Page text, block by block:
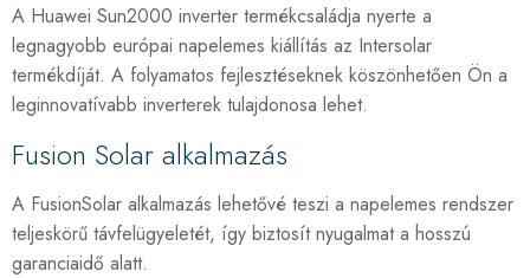
A Huawei Sun2000 inverter termékcsaládja nyerte a
legnagyobb európai napelemes kiállítás az Intersolar
termékdíját. A folyamatos fejlesztéseknek köszönhetően Ön a
leginnovatívabb inverterek tulajdonosa lehet.
Fusion Solar alkalmazás
A FusionSolar alkalmazás lehetővé teszi a napelemes rendszer
teljeskörű távfelügyeletét, így biztosít nyugalmat a hosszú
garanciaidő alatt.